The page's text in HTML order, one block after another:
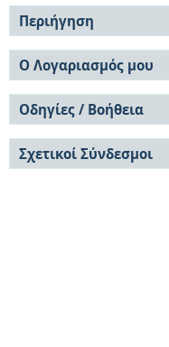
Περιήγηση
Σε όλο το DSpace
Κοινότητες & Συλλογές
Ανά Ημερομηνία
Έκδοσης
Συγγραφείς
Τίτλοι
Θέματα
Ο Λογαριασμός μου
Σύνδεση
Εγγραφή
Οδηγίες / Βοήθεια
Οδηγίες Υποβολής
Οδηγίες Χρήσης ΙΑ
Συχνές Ερωτήσεις
Σχετικοί Σύνδεσμοι